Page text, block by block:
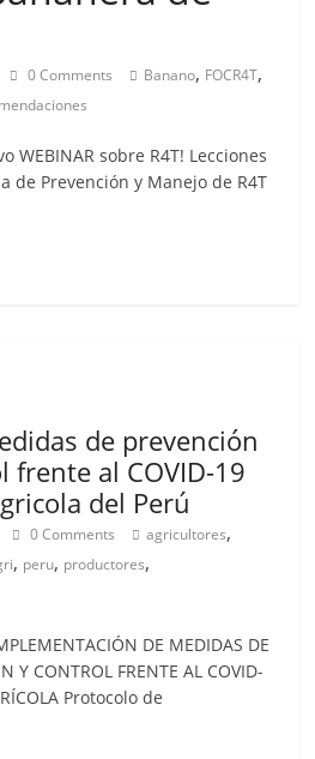
0 Comments Banano, FOCR4T,
WEBINAR sobre R4T! Lecciones
de Prevención y Manejo de R4T
de prevención
al COVID-19
del Perú
0 Comments agricultores,
, peru, productores,
DE MEDIDAS DE
Y CONTROL FRENTE AL COVID-
Protocolo de